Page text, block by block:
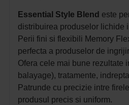
Essential Style Blend este
distribuirea produselor lichide
Perii fini si flexibili Memory
perfecta a produselor de
Ofera cele mai bune rezultate
balayage), tratamente,
Patrunde cu precizie intre
produsul precis si uniform.